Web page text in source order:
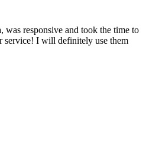
was responsive and took the time to
service! I will definitely use them